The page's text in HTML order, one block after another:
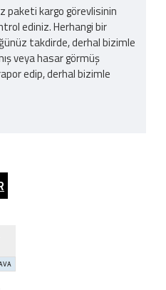
paketi kargo görevlisinin
ediniz. Herhangi bir
takdirde, derhal bizimle
veya hasar görmüş
edip, derhal bizimle
alışverişlerde 200TL